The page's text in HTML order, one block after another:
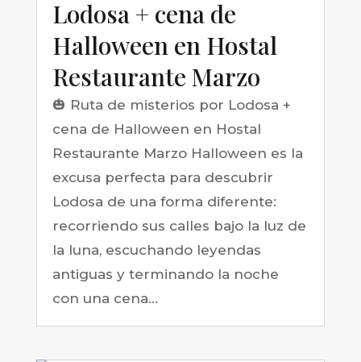
Lodosa + cena de
Halloween en Hostal
Restaurante Marzo
🎃 Ruta de misterios por Lodosa +
cena de Halloween en Hostal
Restaurante Marzo Halloween es la
excusa perfecta para descubrir
Lodosa de una forma diferente:
recorriendo sus calles bajo la luz de
la luna, escuchando leyendas
antiguas y terminando la noche
con una cena...